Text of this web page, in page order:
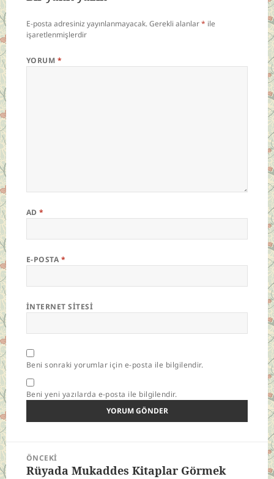
E-posta adresiniz yayınlanmayacak.Gerekli alanlar* ile
işaretlenmişlerdir
YORUM *
AD*
E-POSTA *
İNTERNET SITESI
Beni sonraki yorumlar için e-posta ile bilgilendir.
Beni yeni yazılarda e-posta ile bilgilendir.
Yazı
gezinmesi
ÖNCEKI
Önceki
Rüyada Mukaddes Kitaplar Görmek